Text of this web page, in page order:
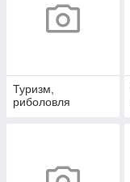
Туризм,
риболовля